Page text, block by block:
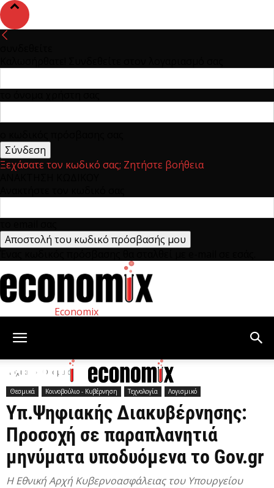
Ξεχάσατε τον κωδικό σας; Ζητήστε βοήθεια
Economix
Αρχική Θεσμικά
Θεσμικά Κοινοβούλιο - Κυβέρνηση Τεχνολογία Λογισμικό
Υπ.Ψηφιακής Διακυβέρνησης:
Προσοχή σε παραπλανητιά
μηνύματα υποδυόμενα το Gov.gr
H Εθνική Αρχή Κυβερνοασφάλειας του Υπουργείου